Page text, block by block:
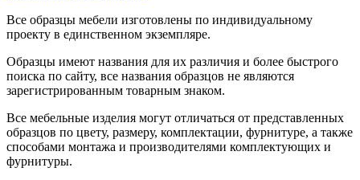
Все образцы мебели изготовлены по индивидуальному
проекту в единственном экземпляре.
Образцы имеют названия для их различия и более быстрого
поиска по сайту, все названия образцов не являются
зарегистрированным товарным знаком.
Все мебельные изделия могут отличаться от представленных
образцов по цвету, размеру, комплектации, фурнитуре, а также
способами монтажа и производителями комплектующих и
фурнитуры.